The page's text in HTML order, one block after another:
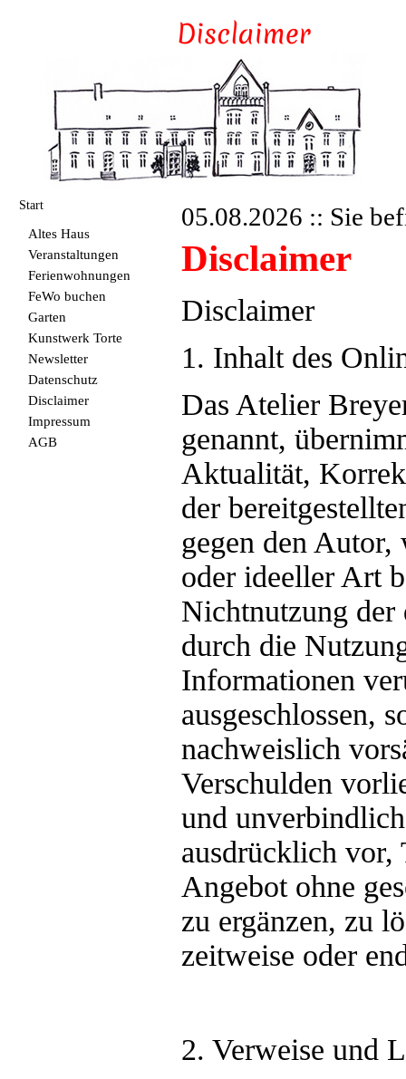
Start
Altes Haus
Veranstaltungen
Ferienwohnungen
FeWo buchen
Garten
Kunstwerk Torte
Newsletter
Datenschutz
Disclaimer
Impressum
AGB
05.08.2026 :: Sie
Disclaimer
Disclaimer
1. Inhalt des
Das Atelier
genannt,
Aktualität,
der
gegen den Autor,
oder ideeller Art
Nichtnutzung der
durch die
Informationen
ausgeschlossen,
nachweislich
Verschulden
und
ausdrücklich vor,
Angebot ohne
zu ergänzen, zu
zeitweise oder
2. Verweise und